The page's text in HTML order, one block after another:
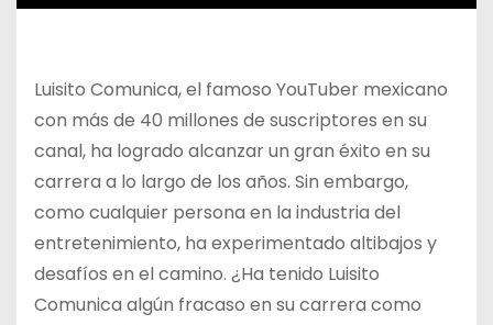
Luisito Comunica, el famoso YouTuber mexicano
con más de 40 millones de suscriptores en su
canal, ha logrado alcanzar un gran éxito en su
carrera a lo largo de los años. Sin embargo,
como cualquier persona en la industria del
entretenimiento, ha experimentado altibajos y
desafíos en el camino. ¿Ha tenido Luisito
Comunica algún fracaso en su carrera como